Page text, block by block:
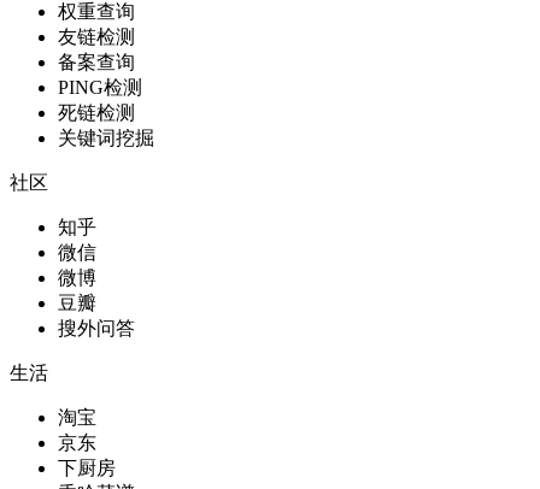
权重查询
友链检测
备案查询
PING检测
死链检测
关键词挖掘
社区
知乎
微信
微博
豆瓣
搜外问答
生活
淘宝
京东
下厨房